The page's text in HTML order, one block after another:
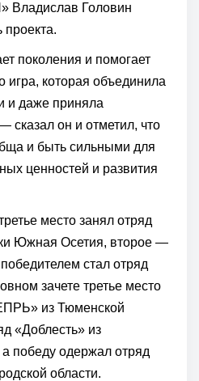
Головин
проекта.
поколения и помогает
игра, которая объединила
и даже приняла
сказал он и отметил, что
и быть сильными для
ценностей и развития
место занял отряд
Южная Осетия, второе —
стал отряд
зачете третье место
из Тюменской
«Доблесть» из
победу одержал отряд
области.